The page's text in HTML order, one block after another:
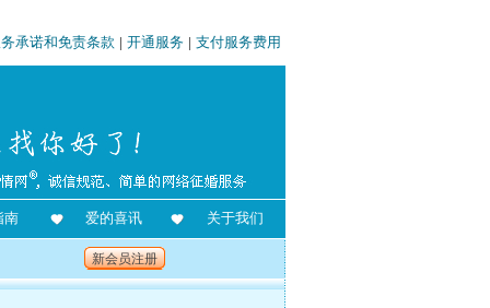
承诺和免责条款 | 开通服务 | 支付服务费用
南 爱的喜讯 关于我们
新会员注册